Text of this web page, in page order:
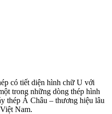
có tiết diện hình chữ U với
trong những dòng thép hình
thép Á Châu – thương hiệu lâu
Nam.